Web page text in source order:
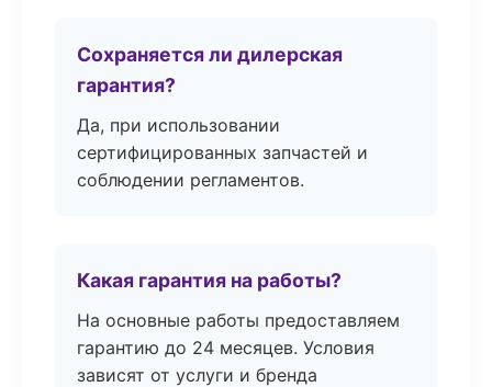
Сохраняется ли дилерская
гарантия?
Да, при использовании
сертифицированных запчастей и
соблюдении регламентов.
Какая гарантия на работы?
На основные работы предоставляем
гарантию до 24 месяцев. Условия
зависят от услуги и бренда